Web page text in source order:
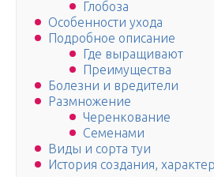
Глобоза
Особенности ухода
Подробное описание
Где выращивают
Преимущества
Болезни и вредители
Размножение
Черенкование
Семенами
Виды и сорта туи
История создания,